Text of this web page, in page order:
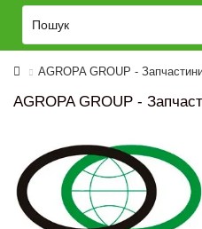
AGROPA GROUP -
AGROPA GROUP -